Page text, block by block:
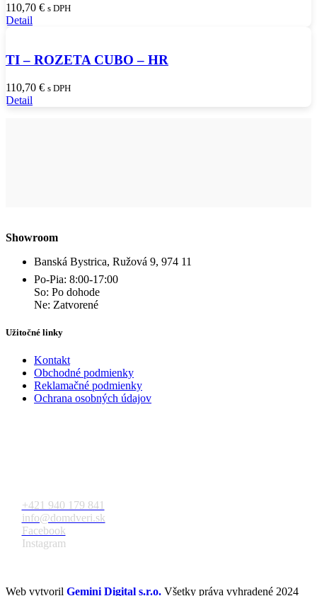
110,70 € s DPH
Detail
TI – ROZETA CUBO – HR
110,70 € s DPH
Detail
Showroom
Banská Bystrica, Ružová 9, 974 11
Po-Pia: 8:00-17:00
So: Po dohode
Ne: Zatvorené
Užitočné linky
Kontakt
Obchodné podmienky
Reklamačné podmienky
Ochrana osobných údajov
+421 940 179 841
info@domdveri.sk
Facebook
Instagram
Web vytvoril Gemini Digital s.r.o. Všetky práva vyhradené 2024